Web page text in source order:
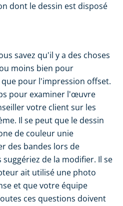
dont le dessin est disposé
savez qu'il y a des choses
moins bien pour
pour l'impression offset.
pour examiner l'œuvre
votre client sur les
Il se peut que le dessin
de couleur unie
des bandes lors de
de la modifier. Il se
ait utilisé une photo
et que votre équipe
ces questions doivent